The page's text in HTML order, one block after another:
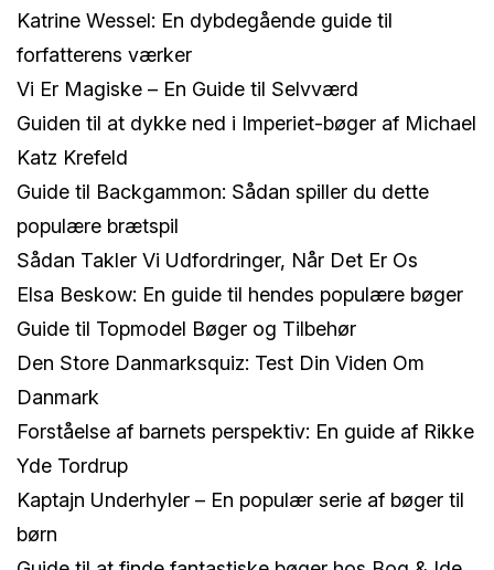
Katrine Wessel: En dybdegående guide til
forfatterens værker
Vi Er Magiske – En Guide til Selvværd
Guiden til at dykke ned i Imperiet-bøger af Michael
Katz Krefeld
Guide til Backgammon: Sådan spiller du dette
populære brætspil
Sådan Takler Vi Udfordringer, Når Det Er Os
Elsa Beskow: En guide til hendes populære bøger
Guide til Topmodel Bøger og Tilbehør
Den Store Danmarksquiz: Test Din Viden Om
Danmark
Forståelse af barnets perspektiv: En guide af Rikke
Yde Tordrup
Kaptajn Underhyler – En populær serie af bøger til
børn